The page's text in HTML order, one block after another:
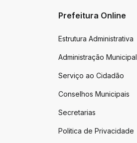
Prefeitura Online
Estrutura Administrativa
Administração Municipal
Serviço ao Cidadão
Conselhos Municipais
Secretarias
Politica de Privacidade